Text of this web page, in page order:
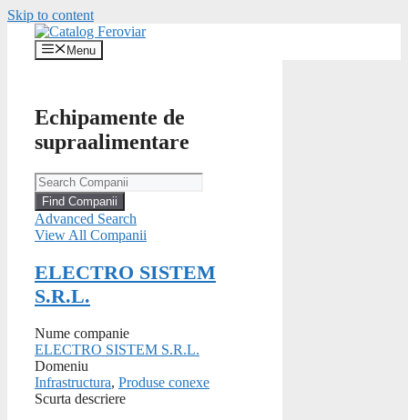
Skip to content
Menu
Echipamente de
supraalimentare
Advanced Search
View All Companii
ELECTRO SISTEM
S.R.L.
Nume companie
ELECTRO SISTEM S.R.L.
Domeniu
Infrastructura, Produse conexe
Scurta descriere